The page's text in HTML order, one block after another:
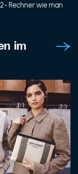
Rechner wie man
im